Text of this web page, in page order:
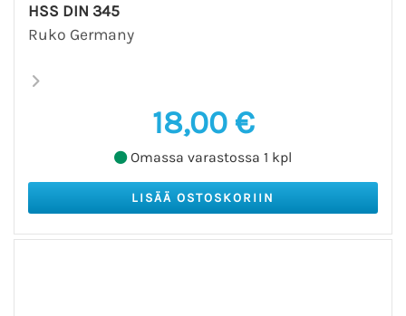
HSS DIN 345
Ruko Germany
18,00 €
Omassa varastossa 1 kpl